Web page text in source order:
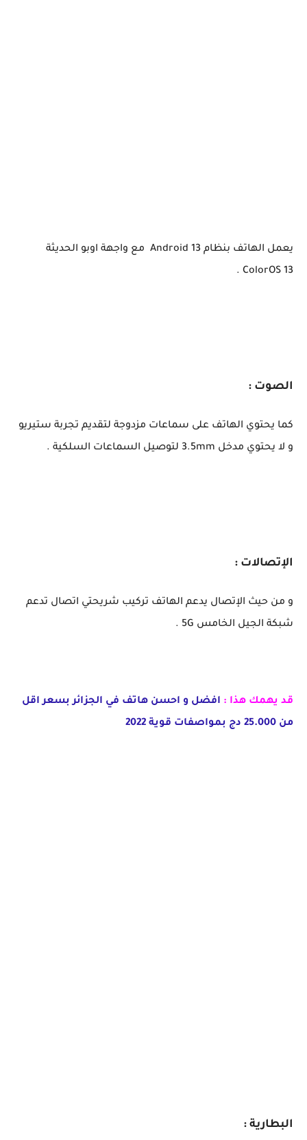
يعمل الهاتف بنظام Android 13 مع واجهة اوبو الحديثة
ColorOS 13 .
الصوت :
كما يحتوي الهاتف على سماعات مزدوجة لتقديم تجربة ستيريو
و لا يحتوي مدخل 3.5mm لتوصيل السماعات السلكية .
الإتصالات :
و من حيث الإتصال يدعم الهاتف تركيب شريحتي اتصال تدعم
شبكة الجيل الخامس 5G .
قد يهمك هذا : افضل و احسن هاتف في الجزائر بسعر اقل
من 25.000 دج بمواصفات قوية 2022
البطارية :